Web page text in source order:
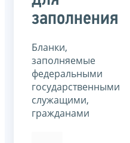
заполнения
Бланки,
заполняемые
федеральными
государственными
служащими,
гражданами